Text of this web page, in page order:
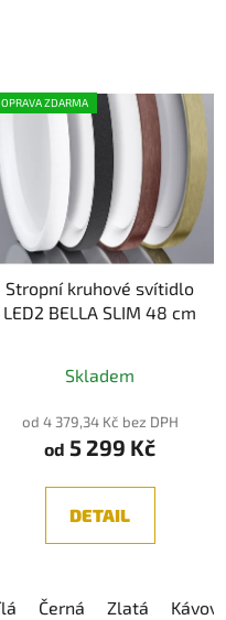
ZDARMA
Stropní kruhové svítidlo
LED2 BELLA SLIM 48 cm
Skladem
od 4 379,34 Kč bez DPH
od 5 299 Kč
DETAIL
Černá Zlatá